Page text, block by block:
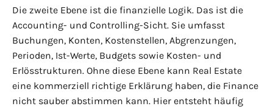
Die zweite Ebene ist die finanzielle Logik. Das ist die
Accounting- und Controlling-Sicht. Sie umfasst
Buchungen, Konten, Kostenstellen, Abgrenzungen,
Perioden, Ist-Werte, Budgets sowie Kosten- und
Erlösstrukturen. Ohne diese Ebene kann Real Estate
eine kommerziell richtige Erklärung haben, die Finance
nicht sauber abstimmen kann. Hier entsteht häufig